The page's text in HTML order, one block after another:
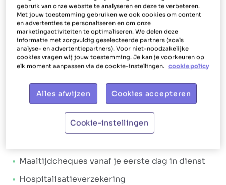
Ons aanbod
Het Poetsbureau gaat voorhappy, shiny
werknemers. Dat wordt ook vertaald in de
manier waarop we jou als poetshulp verlonen en
helpen. Ons doel is dan ook om jou te laten
stralen. Daarom krijg je bij Het Poetsbureau
Mechelen tal van
extralegale voordelen
en een
aantrekkelijk loonpakket. Loonpakket:
Een brutoloon dat minimaal € 14,67 en
Maaltijdcheques vanaf je eerste dag in dienst
Hospitalisatieverzekering
gebruik van onze website te analyseren en deze te verbeteren.
Met jouw toestemming gebruiken we ook cookies om content
en advertenties te personaliseren en om onze
marketingactiviteiten te optimaliseren. We delen deze
informatie met zorgvuldig geselecteerde partners (zoals
analyse- en advertentiepartners). Voor niet-noodzakelijke
cookies vragen wij jouw toestemming. Je kan je voorkeuren op
elk moment aanpassen via de cookie-instellingen. cookie policy
Alles afwijzen Cookies accepteren
Cookie-instellingen